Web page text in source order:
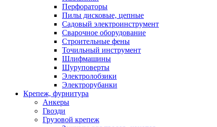
Перфораторы
Пилы дисковые, цепные
Садовый электроинструмент
Сварочное оборудование
Строительные фены
Точильный инструмент
Шлифмашины
Шуруповерты
Электролобзики
Электрорубанки
Крепеж, фурнитура
Анкеры
Гвозди
Грузовой крепеж